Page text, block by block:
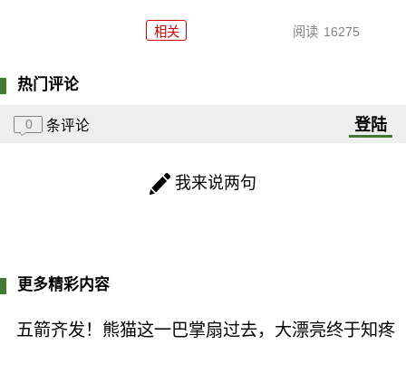
相关 阅读 16275
热门评论
0 条评论 登陆
我来说两句
更多精彩内容
五箭齐发！熊猫这一巴掌扇过去，大漂亮终于知疼